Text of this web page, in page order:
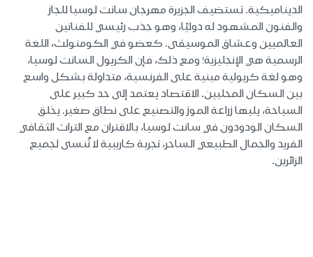
الديناميكية. تستضيف الجزيرة مهرجان سانت لوسيا للجاز
والفنون المشهود له دوليًا، وهو جذب رئيسي للفنانين
العالميين وعشاق الموسيقى. كعضو في الكومنولث، اللغة
الرسمية هي الإنجليزية؛ ومع ذلك، فإن الكريول السانت لوسيا،
وهو لغة كريولية مبنية على الفرنسية، متداولة بشكل واسع
بين السكان المحليين. الاقتصاد يعتمد إلى حد كبير على
السياحة، يليها زراعة الموز والتصنيع على نطاق صغير. يخلق
السكان الودودون في سانت لوسيا، بالاقتران مع التراث الثقافي
الفريد والجمال الطبيعي الساحر، تجربة كاريبية لا تُنسى لجميع
الزائرين.